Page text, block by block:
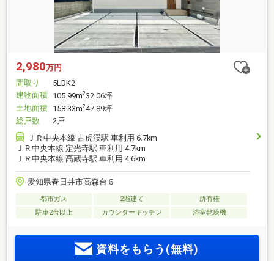
2,980万円
間取り
5LDK2
建物面積 105.99m232.06坪
土地面積 158.33m247.89坪
総戸数
2戸
ＪＲ中央本線 古虎渓駅 車利用 6.7km
ＪＲ中央本線 定光寺駅 車利用 4.7km
ＪＲ中央本線 高蔵寺駅 車利用 4.6km
愛知県春日井市高森台６
都市ガス 2階建て
所有権
駐車2台以上
カウンターキッチン 浴室乾燥機
資料をもらう(無料)